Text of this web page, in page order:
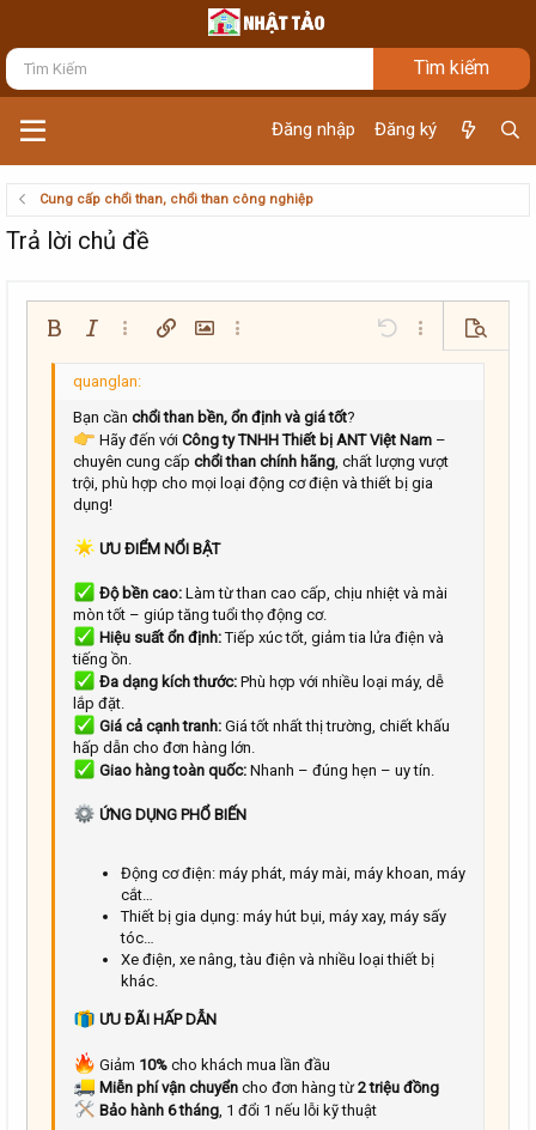
Đăng nhập Đăng ký
Cung cấp chổi than, chổi than công nghiệp
Trả lời chủ đề
Bold In nghiêngThêm tùy chọn…
Chèn liên kết
Chèn hình ảnh
Thêm tùy chọn… Undo Thêm tùy chọn…
Xem
Kích thước
9
10
12
15
22
26
Màu chữPhông chữ
Book Antiqua
Courier New
Georgia
Times New Roman
Trebuchet MS
Verdana
Danh sách không có thứ tự
Thụt lề
Tăng lề
Căn giữa
Căn phải
Justify text
Heading 1
Heading 2
Mặt cườiTrích dẫn
Media
Toggle BB code
Xóa định dạng
Xóa bản thảo
Bạn cần chổi than bền, ổn định và giá tốt?
Hãy đến vớiCông ty TNHH Thiết bị ANT Việt Nam –
chuyên cung cấp chổi than chính hãng , chất lượng vượt
trội, phù hợp cho mọi loại động cơ điện và thiết bị gia
dụng!
ƯU ĐIỂM NỔI BẬT
Độ bền cao: Làm từ than cao cấp, chịu nhiệt và mài
mòn tốt – giúp tăng tuổi thọ động cơ.
Hiệu suất ổn định:Tiếp xúc tốt, giảm tia lửa điện và
tiếng ồn.
Đa dạng kích thước: Phù hợp với nhiều loại máy, dễ
lắp đặt.
Giá cả cạnh tranh: Giá tốt nhất thị trường, chiết khấu
hấp dẫn cho đơn hàng lớn.
Giao hàng toàn quốc: Nhanh – đúng hẹn – uy tín.
ỨNG DỤNG PHỔ BIẾN
Động cơ điện: máy phát, máy mài, máy khoan, máy
cắt…
Thiết bị gia dụng: máy hút bụi, máy xay, máy sấy
tóc…
Xe điện, xe nâng, tàu điện và nhiều loại thiết bị
khác.
ƯU ĐÃI HẤP DẪN
Giảm 10% cho khách mua lần đầu
Miễn phí vận chuyển cho đơn hàng từ2 triệu đồng
Bảo hành 6 tháng , 1 đổi 1 nếu lỗi kỹ thuật